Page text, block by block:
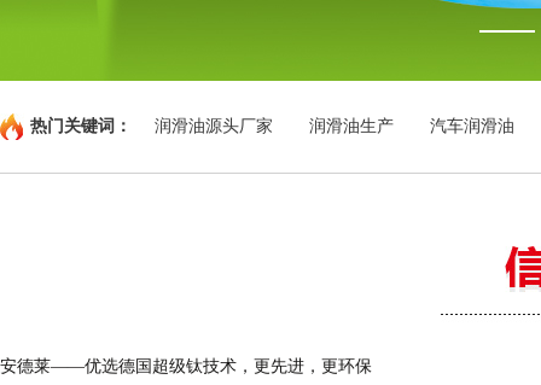
热门关键词： 润滑油源头厂家 润滑油生产 汽车润滑油
安德莱——优选德国超级钛技术，更先进，更环保